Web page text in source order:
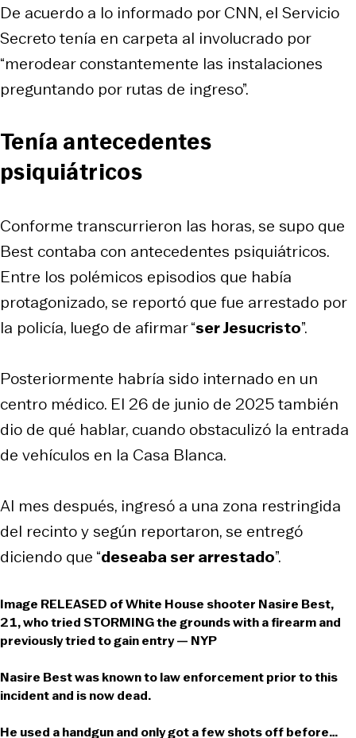
De acuerdo a lo informado por CNN, el Servicio
Secreto tenía en carpeta al involucrado por
“merodear constantemente las instalaciones
preguntando por rutas de ingreso”.
Tenía antecedentes
psiquiátricos
Conforme transcurrieron las horas, se supo que
Best contaba con antecedentes psiquiátricos.
Entre los polémicos episodios que había
protagonizado, se reportó que fue arrestado por
la policía, luego de afirmar “ser Jesucristo”.
Posteriormente habría sido internado en un
centro médico. El 26 de junio de 2025 también
dio de qué hablar, cuando obstaculizó la entrada
de vehículos en la Casa Blanca.
Al mes después, ingresó a una zona restringida
del recinto y según reportaron, se entregó
diciendo que “deseaba ser arrestado”.
Image RELEASED of White House shooter Nasire Best,
21, who tried STORMING the grounds with a firearm and
previously tried to gain entry — NYP
Nasire Best was known to law enforcement prior to this
incident and is now dead.
He used a handgun and only got a few shots off before…